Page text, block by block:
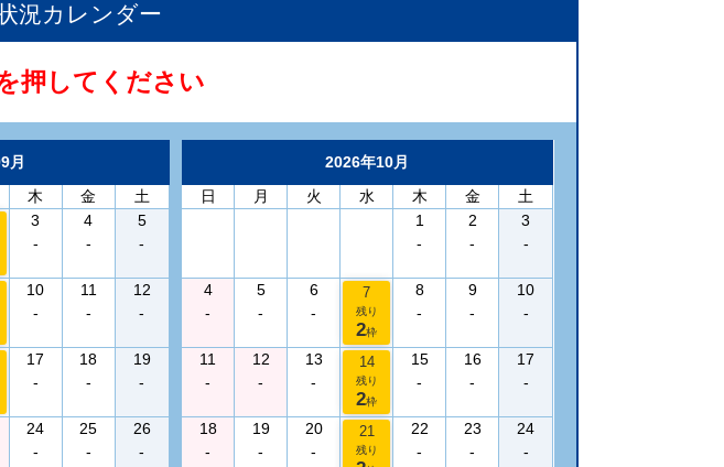
況カレンダー
押してください
月
木 金
土
3
-
4
-
5
-
10
-
11
-
12
-
17
-
18
-
19
-
24
-
25
-
26
-
2026年10月
日
月 火 水 木 金
土
1
-
2
-
3
-
4
-
5
-
6
-
7
残り
2枠
8
-
9
-
10
-
11
-
12
-
13
-
14
残り
2枠
15
-
16
-
17
-
18
-
19
-
20
-
21
残り
22
-
23
-
24
-